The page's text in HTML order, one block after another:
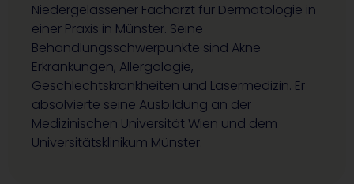
Niedergelassener Facharzt für Dermatologie in
einer Praxis in Münster. Seine
Behandlungsschwerpunkte sind Akne-
Erkrankungen, Allergologie,
Geschlechtskrankheiten und Lasermedizin. Er
absolvierte seine Ausbildung an der
Medizinischen Universität Wien und dem
Universitätsklinikum Münster.